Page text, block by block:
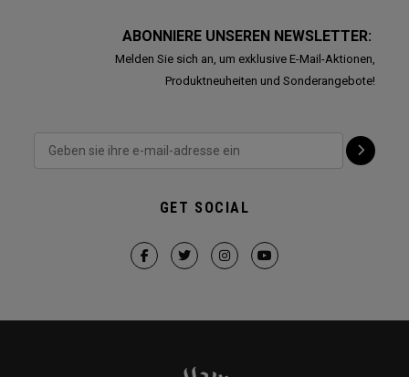
ABONNIERE UNSEREN NEWSLETTER:
Melden Sie sich an, um exklusive E-Mail-Aktionen,
Produktneuheiten und Sonderangebote!
GET SOCIAL